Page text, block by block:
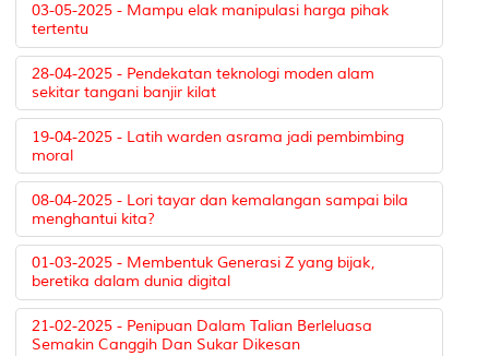
03-05-2025 - Mampu elak manipulasi harga pihak
tertentu
28-04-2025 - Pendekatan teknologi moden alam
sekitar tangani banjir kilat
19-04-2025 - Latih warden asrama jadi pembimbing
moral
08-04-2025 - Lori tayar dan kemalangan sampai bila
menghantui kita?
01-03-2025 - Membentuk Generasi Z yang bijak,
beretika dalam dunia digital
21-02-2025 - Penipuan Dalam Talian Berleluasa
Semakin Canggih Dan Sukar Dikesan